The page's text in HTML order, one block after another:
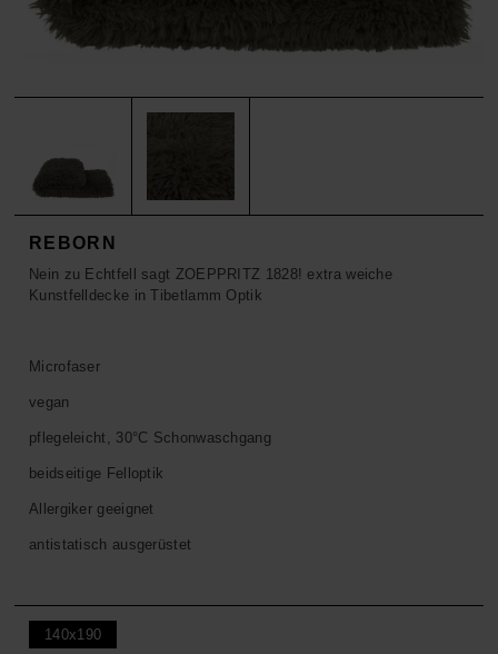
HOSEN
SALE
REBORN
Nein zu Echtfell sagt ZOEPPRITZ 1828! extra weiche
Kunstfelldecke in Tibetlamm Optik
Microfaser
vegan
pflegeleicht, 30°C Schonwaschgang
beidseitige Felloptik
Allergiker geeignet
antistatisch ausgerüstet
140x190